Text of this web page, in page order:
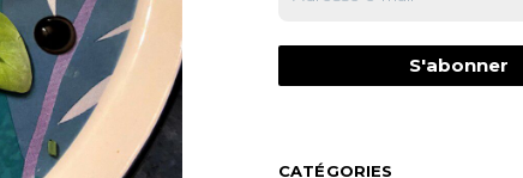
CATÉGORIES